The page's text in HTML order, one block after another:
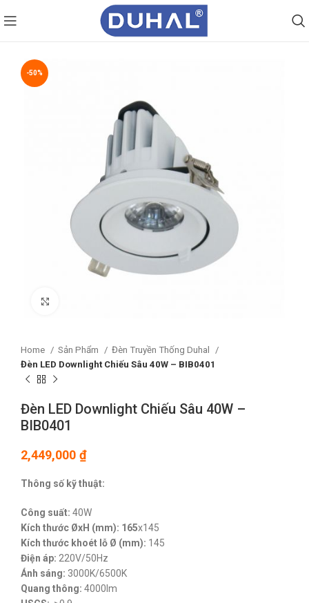
-50%
Home Sản Phẩm
Đèn Truyền Thống Duhal
Đèn LED Downlight Chiếu Sâu 40W – BIB0401
Đèn LED Downlight Chiếu Sâu 40W –
BIB0401
2,449,000 ₫
Thông số kỹ thuật:
Công suất: 40W
Kích thước ØxH (mm): 165x145
Kích thước khoét lỗ Ø (mm): 145
Điện áp: 220V/50Hz
Ánh sáng: 3000K/6500K
Quang thông: 4000lm